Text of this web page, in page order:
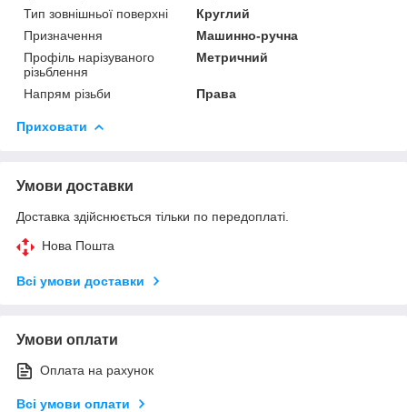
Тип зовнішньої поверхні
Круглий
Призначення
Машинно-ручна
Профіль нарізуваного
різьблення
Метричний
Напрям різьби Права
Приховати
Умови доставки
Доставка здійснюється тільки по передоплаті.
Нова Пошта
Всі умови доставки
Умови оплати
Оплата на рахунок
Всі умови оплати